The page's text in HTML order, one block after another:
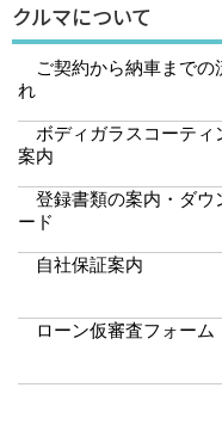
クルマについて
ご契約から納車までの
れ
ボディガラスコーティ
案内
登録書類の案内・ダウ
ード
自社保証案内
ローン仮審査フォーム